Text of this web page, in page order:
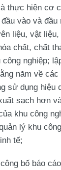
thực hiện cơ
vào và đầu
liệu, vật
chất, chất
công nghiệp;
năm về các
sử dụng hiệu
sạch hơn
khu công
lý khu công
tế;
bố báo